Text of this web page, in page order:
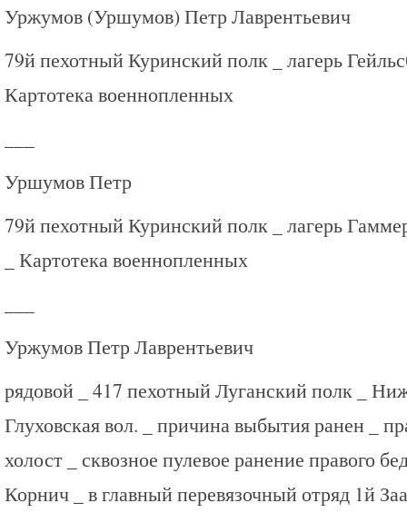
Уржумов (Уршумов) Петр Лаврентьевич
79й пехотный Куринский полк _ лагерь
Картотека военнопленных
Уршумов Петр
79й пехотный Куринский полк _ лагерь
_ Картотека военнопленных
Уржумов Петр Лаврентьевич
рядовой _ 417 пехотный Луганский полк _
Глуховская вол. _ причина выбытия ранен _
холост _ сквозное пулевое ранение правого
Корнич _ в главный перевязочный отряд 1й